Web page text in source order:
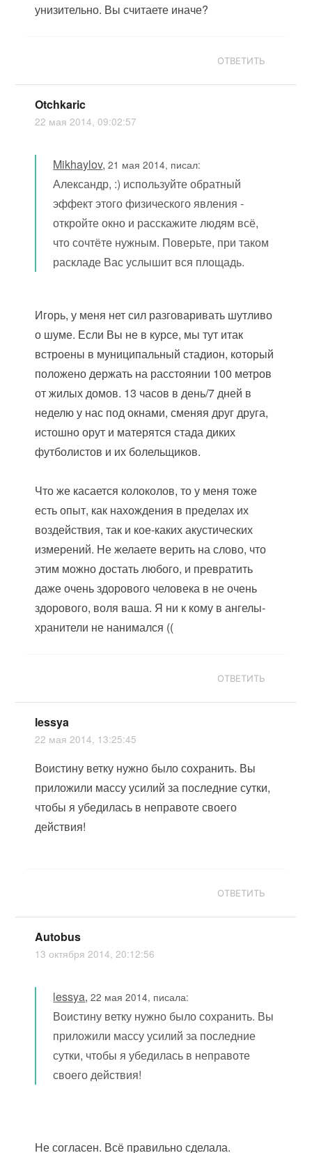
унизительно. Вы считаете иначе?
ОТВЕТИТЬ
Otchkaric
22 мая 2014, 09:02:57
Mikhaylov,21 мая 2014, писал:
Александр, :) используйте обратный
эффект этого физического явления -
откройте окно и расскажите людям всё,
что сочтёте нужным. Поверьте, при таком
раскладе Вас услышит вся площадь.
Игорь, у меня нет сил разговаривать шутливо
о шуме. Если Вы не в курсе, мы тут итак
встроены в муниципальный стадион, который
положено держать на расстоянии 100 метров
от жилых домов. 13 часов в день/7 дней в
неделю у нас под окнами, сменяя друг друга,
истошно орут и матерятся стада диких
футболистов и их болельщиков.
Что же касается колоколов, то у меня тоже
есть опыт, как нахождения в пределах их
воздействия, так и кое-каких акустических
измерений. Не желаете верить на слово, что
этим можно достать любого, и превратить
даже очень здорового человека в не очень
здорового, воля ваша. Я ни к кому в ангелы-
хранители не нанимался ((
ОТВЕТИТЬ
lessya
22 мая 2014, 13:25:45
Воистину ветку нужно было сохранить. Вы
приложили массу усилий за последние сутки,
чтобы я убедилась в неправоте своего
действия!
ОТВЕТИТЬ
Autobus
13 октября 2014, 20:12:56
lessya,22 мая 2014, писала:
Воистину ветку нужно было сохранить. Вы
приложили массу усилий за последние
сутки, чтобы я убедилась в неправоте
своего действия!
Не согласен. Всё правильно сделала.